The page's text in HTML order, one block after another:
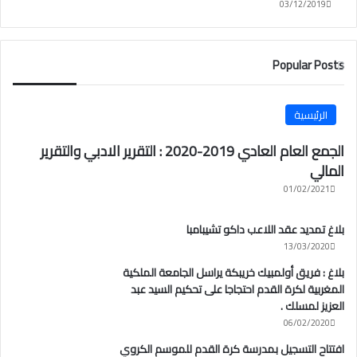
03/12/2019
Popular Posts
الرئيسية
الجمع العام العادي 2019-2020 : التقرير الادبي والتقرير
المالي
01/02/2021
بلاغ تمديد عقد اللاعب داكو تشيبامبا
13/03/2020
بلاغ : فريق أولمبيك خريبكة يراسل الجامعة الملكية
المغربية لكرة القدم احتجاجا على تحكيم السيد عبد
العزيز لمسلك .
06/02/2020
افتتاح التسجيل بمدرسة كرة القدم للموسم الكروي